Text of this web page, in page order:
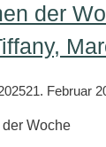
der
21. Februar